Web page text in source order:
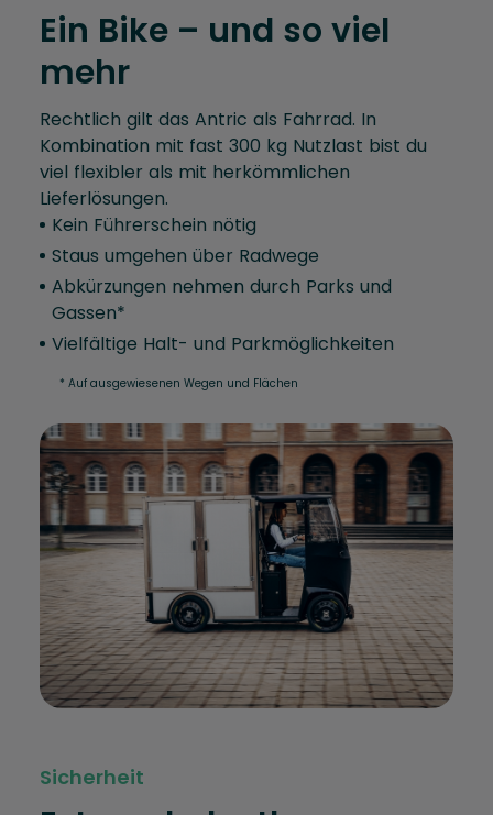
Ein Bike – und so viel
mehr
Rechtlich gilt das Antric als Fahrrad. In
Kombination mit fast 300 kg Nutzlast bist du
viel flexibler als mit herkömmlichen
Lieferlösungen.
Kein Führerschein nötig
Staus umgehen über Radwege
Abkürzungen nehmen durch Parks und
Gassen*
Vielfältige Halt- und Parkmöglichkeiten
* Auf ausgewiesenen Wegen und Flächen
Sicherheit